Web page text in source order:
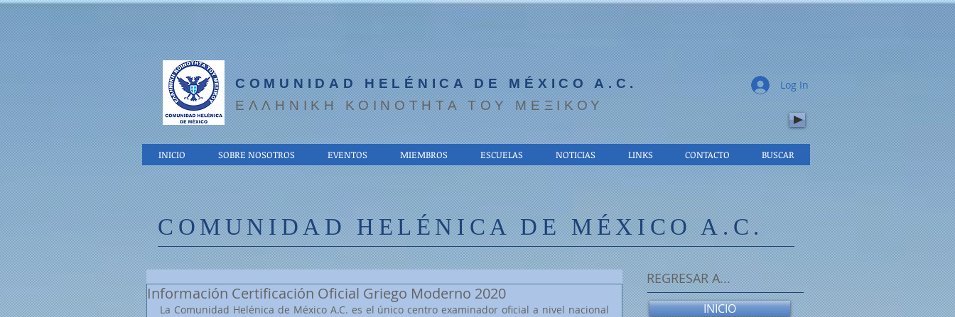
COMUNIDAD HELÉNICA DE MÉXICO A.C.
EΛΛΗΝΙΚΗ ΚΟΙΝΟΤΗΤΑ ΤΟΥ ΜΕΞΙΚΟΥ
INICIO SOBRE NOSOTROS EVENTOS MIEMBROS ESCUELAS NOTICIAS LINKS CONTACTO BUSCAR
Log In
COMUNIDAD HELÉNICA DE MÉXICO A.C.
Información Certificación Oficial Griego Moderno 2020
La Comunidad Helénica de México A.C. es el único centro examinador oficial a nivel nacional
REGRESAR A...
INICIO